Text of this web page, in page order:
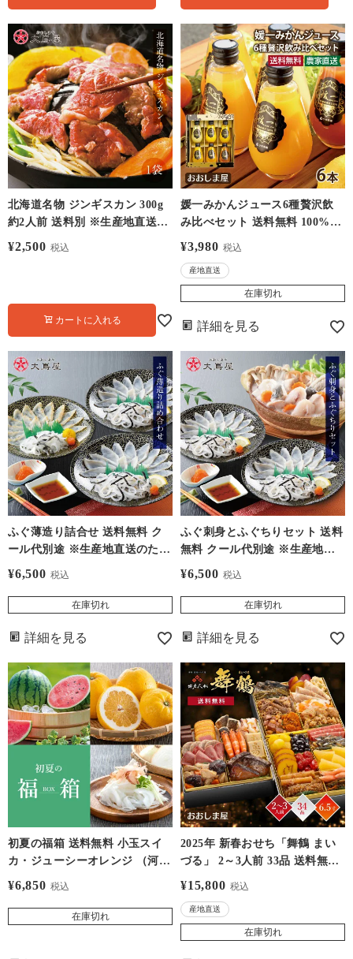
北海道名物 ジンギスカン 300g
約2人前 送料別 ※生産地直送の
ため大嶌屋冷凍商品同梱不可
¥2,500 税込
カートに入れる
媛一みかんジュース6種贅沢飲
み比べセット 送料無料 100%ス
トレートジュース 柑橘 6品種 飲
【0800625】
¥3,980 税込
産地直送
在庫切れ
詳細を見る
ふぐ薄造り詰合せ 送料無料 ク
ール代別途 ※生産地直送のため
大嶌屋冷凍商品同梱不可 フグ
¥6,500 税込
在庫切れ
詳細を見る
ふぐ刺身とふぐちりセット 送料
無料 クール代別途 ※生産地直
送のため大嶌屋冷凍商品同梱不
¥6,500 税込
在庫切れ
詳細を見る
初夏の福箱 送料無料 小玉スイ
カ・ジューシーオレンジ （河内
晩柑）・塩たまちゃん（新たま
¥6,850 税込
在庫切れ
2025年 新春おせち「舞鶴 まい
づる」 2～3人前 33品 送料無料
＜クール代別途＞ 6.5寸×3段重
凍 産地直送 同梱不可 【受付締
切2024年12月6日13時まで】 大
¥15,800 税込
産地直送
在庫切れ